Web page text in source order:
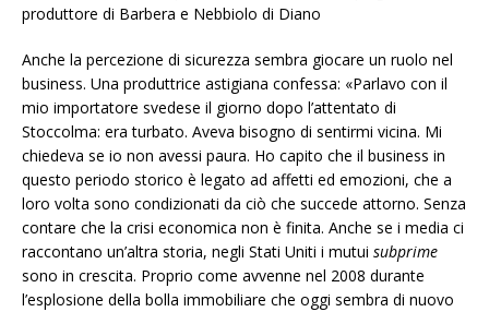
produttore di Barbera e Nebbiolo di Diano
Anche la percezione di sicurezza sembra giocare un ruolo nel
business. Una produttrice astigiana confessa: «Parlavo con il
mio importatore svedese il giorno dopo l’attentato di
Stoccolma: era turbato. Aveva bisogno di sentirmi vicina. Mi
chiedeva se io non avessi paura. Ho capito che il business in
questo periodo storico è legato ad affetti ed emozioni, che a
loro volta sono condizionati da ciò che succede attorno. Senza
contare che la crisi economica non è finita. Anche se i media ci
raccontano un’altra storia, negli Stati Uniti i mutui subprime
sono in crescita. Proprio come avvenne nel 2008 durante
l’esplosione della bolla immobiliare che oggi sembra di nuovo